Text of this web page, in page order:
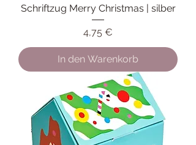
Schriftzug Merry Christmas | silber
Preis
4,75 €
In den Warenkorb